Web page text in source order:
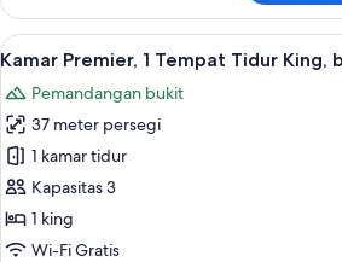
Kamar
Eksekutif
Lihat
semua
foto
untuk
Kamar
Premier,
1
Tempat
Seprai
4
Kamar Premier, 1 Tempat Tidur King,
Pemandangan bukit
37 meter persegi
1 kamar tidur
Kapasitas 3
1 king
Wi-Fi Gratis